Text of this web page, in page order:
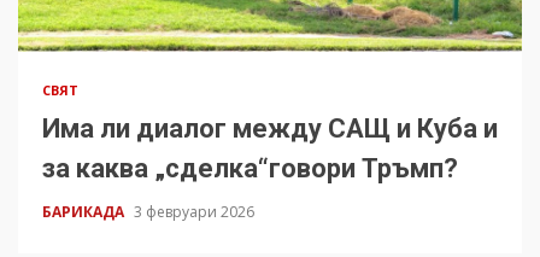
СВЯТ
Има ли диалог между САЩ и Куба и
за каква „сделка“говори Тръмп?
БАРИКАДА 3 февруари 2026